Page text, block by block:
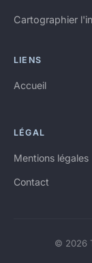
Cartographier
LIENS
Accueil
LÉGAL
Mentions légales
Contact
© 2026